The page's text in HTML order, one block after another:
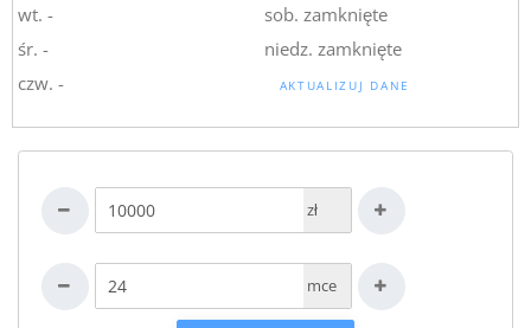
wt. -
śr. -
czw. -
sob. zamknięte
niedz. zamknięte
AKTUALIZUJ DANE
zł
mce